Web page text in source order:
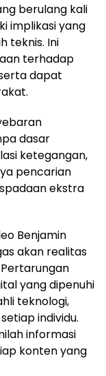
berulang kali
implikasi yang
teknis. Ini
terhadap
dapat
dasar
ketegangan,
pencarian
ekstra
Benjamin
akan realitas
yang dipenuhi
teknologi,
individu.
informasi
konten yang